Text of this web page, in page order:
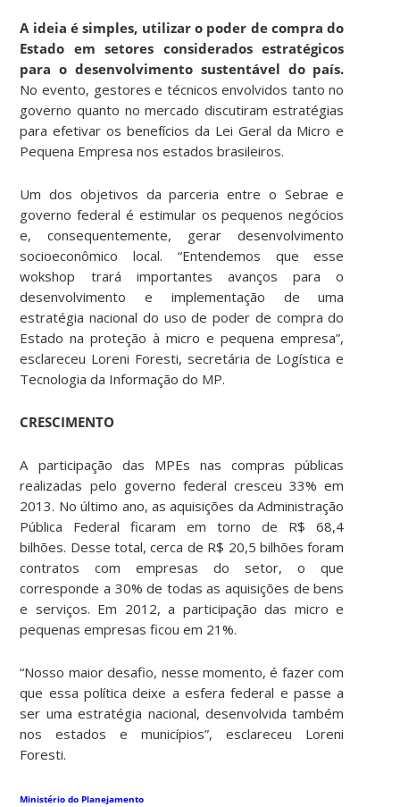
A ideia é simples, utilizar o poder de compra do
Estado em setores considerados estratégicos
para o desenvolvimento sustentável do país.
No evento, gestores e técnicos envolvidos tanto no
governo quanto no mercado discutiram estratégias
para efetivar os benefícios da Lei Geral da Micro e
Pequena Empresa nos estados brasileiros.
Um dos objetivos da parceria entre o Sebrae e
governo federal é estimular os pequenos negócios
e, consequentemente, gerar desenvolvimento
socioeconômico local. “Entendemos que esse
wokshop trará importantes avanços para o
desenvolvimento e implementação de uma
estratégia nacional do uso de poder de compra do
Estado na proteção à micro e pequena empresa”,
esclareceu Loreni Foresti, secretária de Logística e
Tecnologia da Informação do MP.
CRESCIMENTO
A participação das MPEs nas compras públicas
realizadas pelo governo federal cresceu 33% em
2013. No último ano, as aquisições da Administração
Pública Federal ficaram em torno de R$ 68,4
bilhões. Desse total, cerca de R$ 20,5 bilhões foram
contratos com empresas do setor, o que
corresponde a 30% de todas as aquisições de bens
e serviços. Em 2012, a participação das micro e
pequenas empresas ficou em 21%.
“Nosso maior desafio, nesse momento, é fazer com
que essa política deixe a esfera federal e passe a
ser uma estratégia nacional, desenvolvida também
nos estados e municípios”, esclareceu Loreni
Foresti.
Ministério do Planejamento